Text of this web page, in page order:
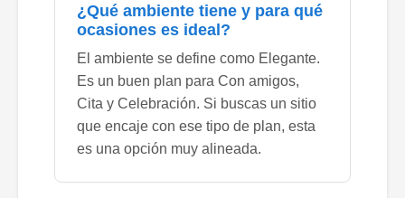
¿Qué ambiente tiene y para qué
ocasiones es ideal?
El ambiente se define como Elegante.
Es un buen plan para Con amigos,
Cita y Celebración. Si buscas un sitio
que encaje con ese tipo de plan, esta
es una opción muy alineada.